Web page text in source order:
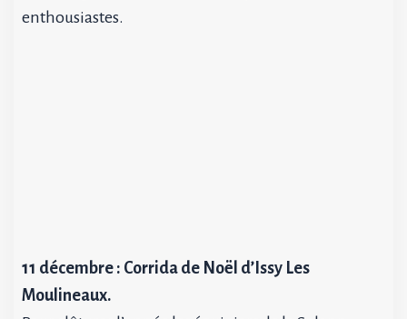
enthousiastes.
11 décembre : Corrida de Noël d’Issy Les
Moulineaux.